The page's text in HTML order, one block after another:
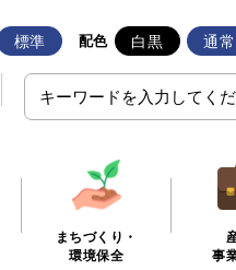
標準 配色 白黒 通常
まちづくり・
環境保全
事